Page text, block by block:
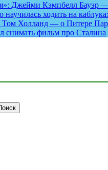
Джейми Кэмпбелл Бауэр —
научилась ходить на
Холланд — о Питере
снимать фильм про Сталина